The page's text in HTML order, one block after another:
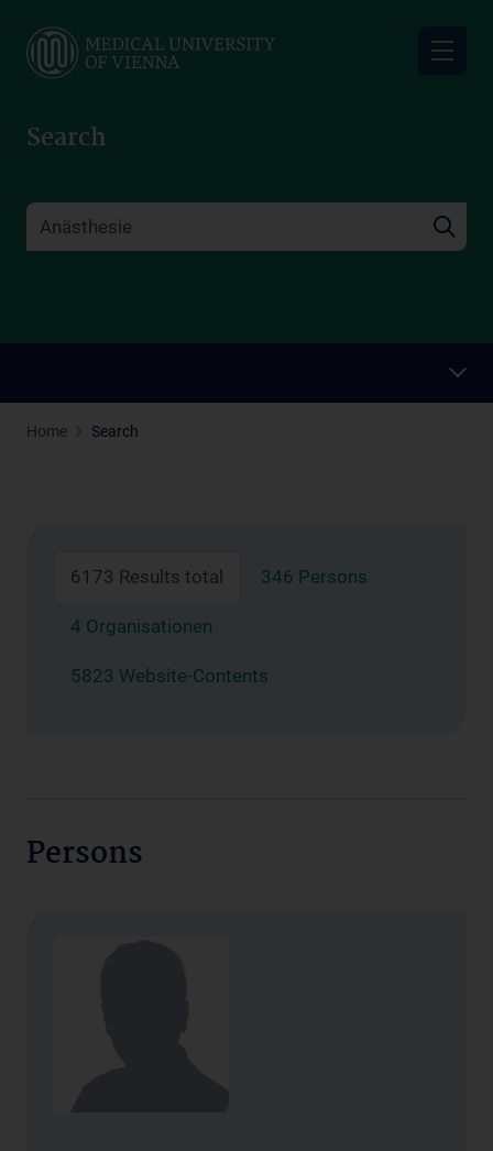
main
Search
Home Search
6173 Results total 346 Persons
4 Organisationen
5823 Website-Contents
Persons